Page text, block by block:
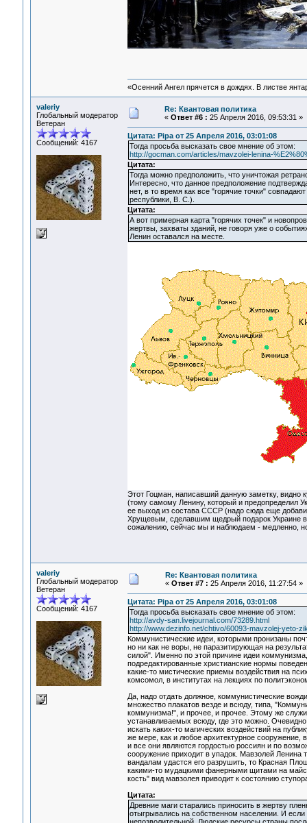
«Осенний Ангел прячется в дождях. В листве
valeriy
Глобальный модератор
Ветеран
Сообщений: 4167
Re: Квантовая политика
« Ответ #6 : 25 Апреля 2016, 09:53:31 »
Цитата: Pipa от 25 Апреля 2016, 03:01:08
Тогда просьба высказать свое мнение об этом:
http://gocman.com/articles/mavzolei-lenina-
Цитата:
Тогда можно предположить, что уничтожая
Интересно, что данное предположение
нет, в то время как все "горячие точки"
республики, В. С.).
Цитата:
А вот примерная карта "горячих точек" и
жертвы, захваты зданий, не говоря уже о
Ленин оставался на месте.
Этот Гоцман, написавший данную заметку, видно
(тому самому Ленину, который и предопределил
ее выход из состава СССР (надо сюда еще
Хрущевым, сделавшим щедрый подарок Украине
сожалению, сейчас мы и наблюдаем - медленно,
valeriy
Глобальный модератор
Ветеран
Сообщений: 4167
Re: Квантовая политика
« Ответ #7 : 25 Апреля 2016, 11:27:54 »
Цитата: Pipa от 25 Апреля 2016, 03:01:08
Тогда просьба высказать свое мнение об этом:
http://avdy-san.livejournal.com/73289.html
http://www.dezinfo.net/chtivo/60093-mavzolej-yeto-
Коммунистические идеи, которыми пронизаны
но ни как не воры, не паразитирующая на
силой". Именно по этой причине идеи
подредактированные христианские нормы
какие-то мистические приемы воздействия на
комсомол, в институтах на лекциях по
Да, надо отдать должное, коммунистические
множество плакатов везде и всюду, типа,
коммунизма!", и прочее, и прочее. Этому же
устанавливаемых всюду, где это можно.
искать каких-то магических воздействий на
же мере, как и любое архитектурное сооружение,
и все они являются гордостью россиян и по
сооружение приходит в упадок. Мавзолей
вандалам удастся его разрушить, то Красная
какими-то мудацкими фанерными щитами на
кость" вид мавзолея приводит к состоянию
Цитата:
Древние маги старались приносить в жертву
отыгрывались на собственном населении. И